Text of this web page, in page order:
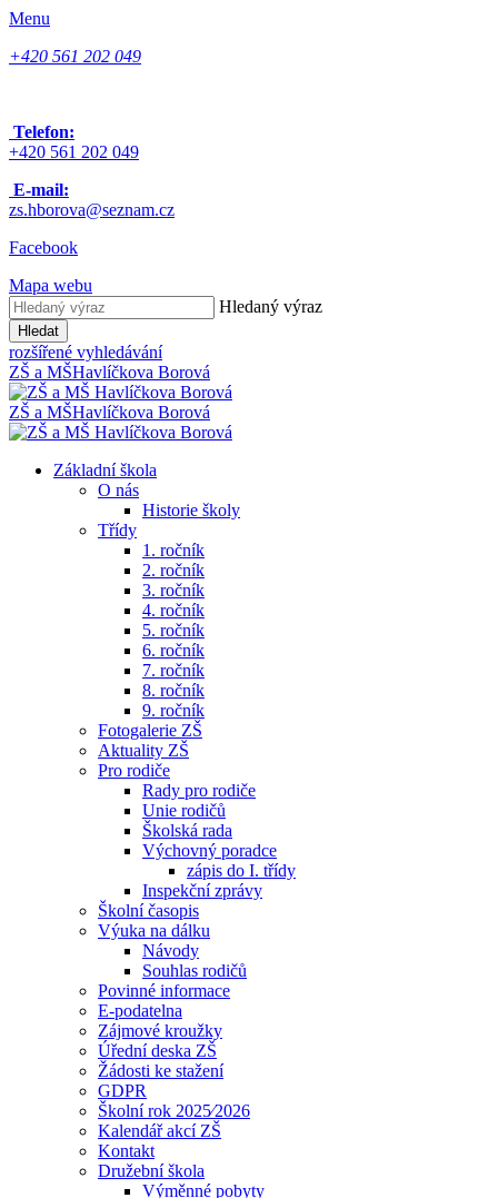
Menu
+420 561 202 049
Telefon:
+420 561 202 049
E-mail:
zs.hborova@seznam.cz
Facebook
Mapa webu
Hledaný výraz
Hledat
rozšířené vyhledávání
ZŠ a MŠHavlíčkova Borová
ZŠ a MŠHavlíčkova Borová
Základní škola
O nás
Historie školy
Třídy
1. ročník
2. ročník
3. ročník
4. ročník
5. ročník
6. ročník
7. ročník
8. ročník
9. ročník
Fotogalerie ZŠ
Aktuality ZŠ
Pro rodiče
Rady pro rodiče
Unie rodičů
Školská rada
Výchovný poradce
zápis do I. třídy
Inspekční zprávy
Školní časopis
Výuka na dálku
Návody
Souhlas rodičů
Povinné informace
E-podatelna
Zájmové kroužky
Úřední deska ZŠ
Žádosti ke stažení
GDPR
Školní rok 2025⁄2026
Kalendář akcí ZŠ
Kontakt
Družební škola
Výměnné pobyty